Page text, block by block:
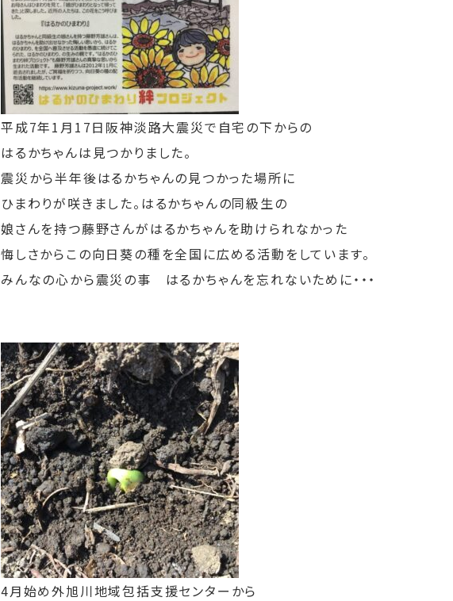
平成7年1月17日阪神淡路大震災で自宅の下からの
はるかちゃんは見つかりました。
震災から半年後はるかちゃんの見つかった場所に
ひまわりが咲きました。はるかちゃんの同級生の
娘さんを持つ藤野さんがはるかちゃんを助けられなかった
悔しさからこの向日葵の種を全国に広める活動をしています。
みんなの心から震災の事 はるかちゃんを忘れないために・・・
4月始め外旭川地域包括支援センターから